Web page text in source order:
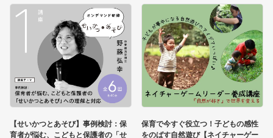
【せいかつとあそび】事例検討：保
育者が悩む、こどもと保護者の「せ
保育で今すぐ役立つ！子どもの感性
をのばす自然遊び【ネイチャーゲー